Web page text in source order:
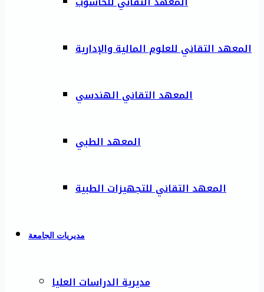
المعهد التقاني للعلوم المالية والإدارية
المعهد التقاني الهندسي
المعهد الطبي
المعهد التقاني للتجهيزات الطبية
مديريات الجامعة
مديرية الدراسات العليا